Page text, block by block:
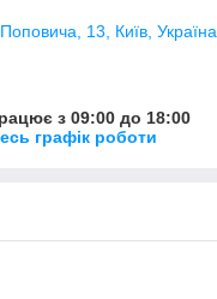
13, Київ, Україна
з 09:00 до 18:00
графік роботи